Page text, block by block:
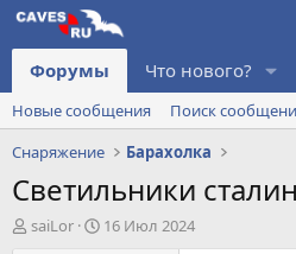
Форумы Что нового?
Новые сообщения
Поиск
Снаряжение
Барахолка
Светильники
А
saiLor
Д
16 Июл 2024